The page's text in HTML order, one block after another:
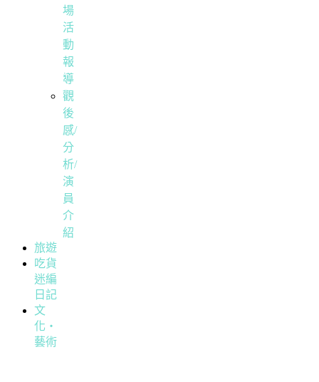
場
活
動
報
導
觀
後
感/
分
析/
演
員
介
紹
旅遊
吃貨
迷編
日記
文
化・
藝術